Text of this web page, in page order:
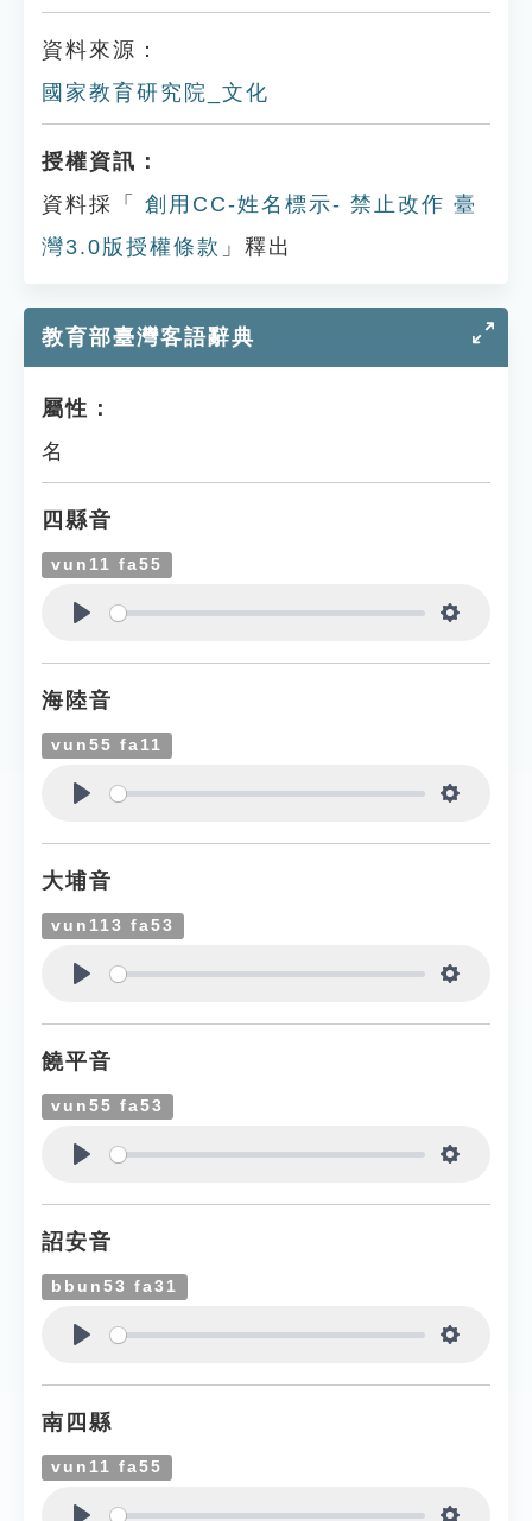
資料來源：
國家教育研究院_文化
授權資訊：
資料採「
創用CC-姓名標示- 禁止改作 臺
灣3.0版授權條款 」釋出
教育部臺灣客語辭典
屬性：
名
四縣音
vun11 fa55
海陸音
vun55 fa11
大埔音
vun113 fa53
饒平音
vun55 fa53
詔安音
bbun53 fa31
南四縣
vun11 fa55